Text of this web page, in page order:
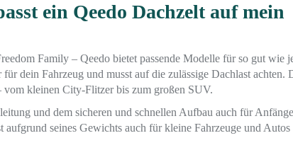
ein Qeedo Dachzelt auf mein
Family – Qeedo bietet passende Modelle für so gut wie
dein Fahrzeug und musst auf die zulässige Dachlast achten.
vom kleinen City-Flitzer bis zum großen SUV.
und dem sicheren und schnellen Aufbau auch für
seines Gewichts auch für kleine Fahrzeuge und